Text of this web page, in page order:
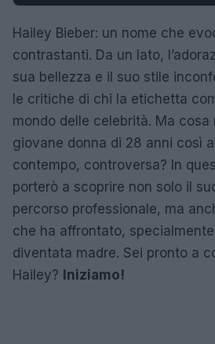
Hailey Bieber: un nome che
contrastanti. Da un lato,
sua bellezza e il suo stile
le critiche di chi la etichetta
mondo delle celebrità. Ma cosa
giovane donna di 28 anni così
contempo, controversa? In
porterò a scoprire non solo il
percorso professionale, ma
che ha affrontato,
diventata madre. Sei pronto a
Hailey? Iniziamo!